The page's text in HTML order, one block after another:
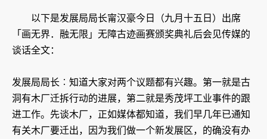
以下是发展局局长甯汉豪今日（九月十五日）出席
「画无界．融无限」无障古迹画赛颁奖典礼后会见传媒的
谈话全文：
发展局局长︰知道大家对两个议题都有兴趣。第一就是古
洞有木厂迁拆行动的进展，第二就是秀茂坪工业事件的跟
进工作。先谈木厂，正如媒体都知道，我们早几年已通知
有关木厂要迁出，因为我们做一个新发展区，的确没有办